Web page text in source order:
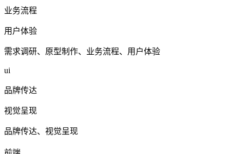
业务流程
用户体验
需求调研、原型制作、业务流程、用户体验
ui
品牌传达
视觉呈现
品牌传达、视觉呈现